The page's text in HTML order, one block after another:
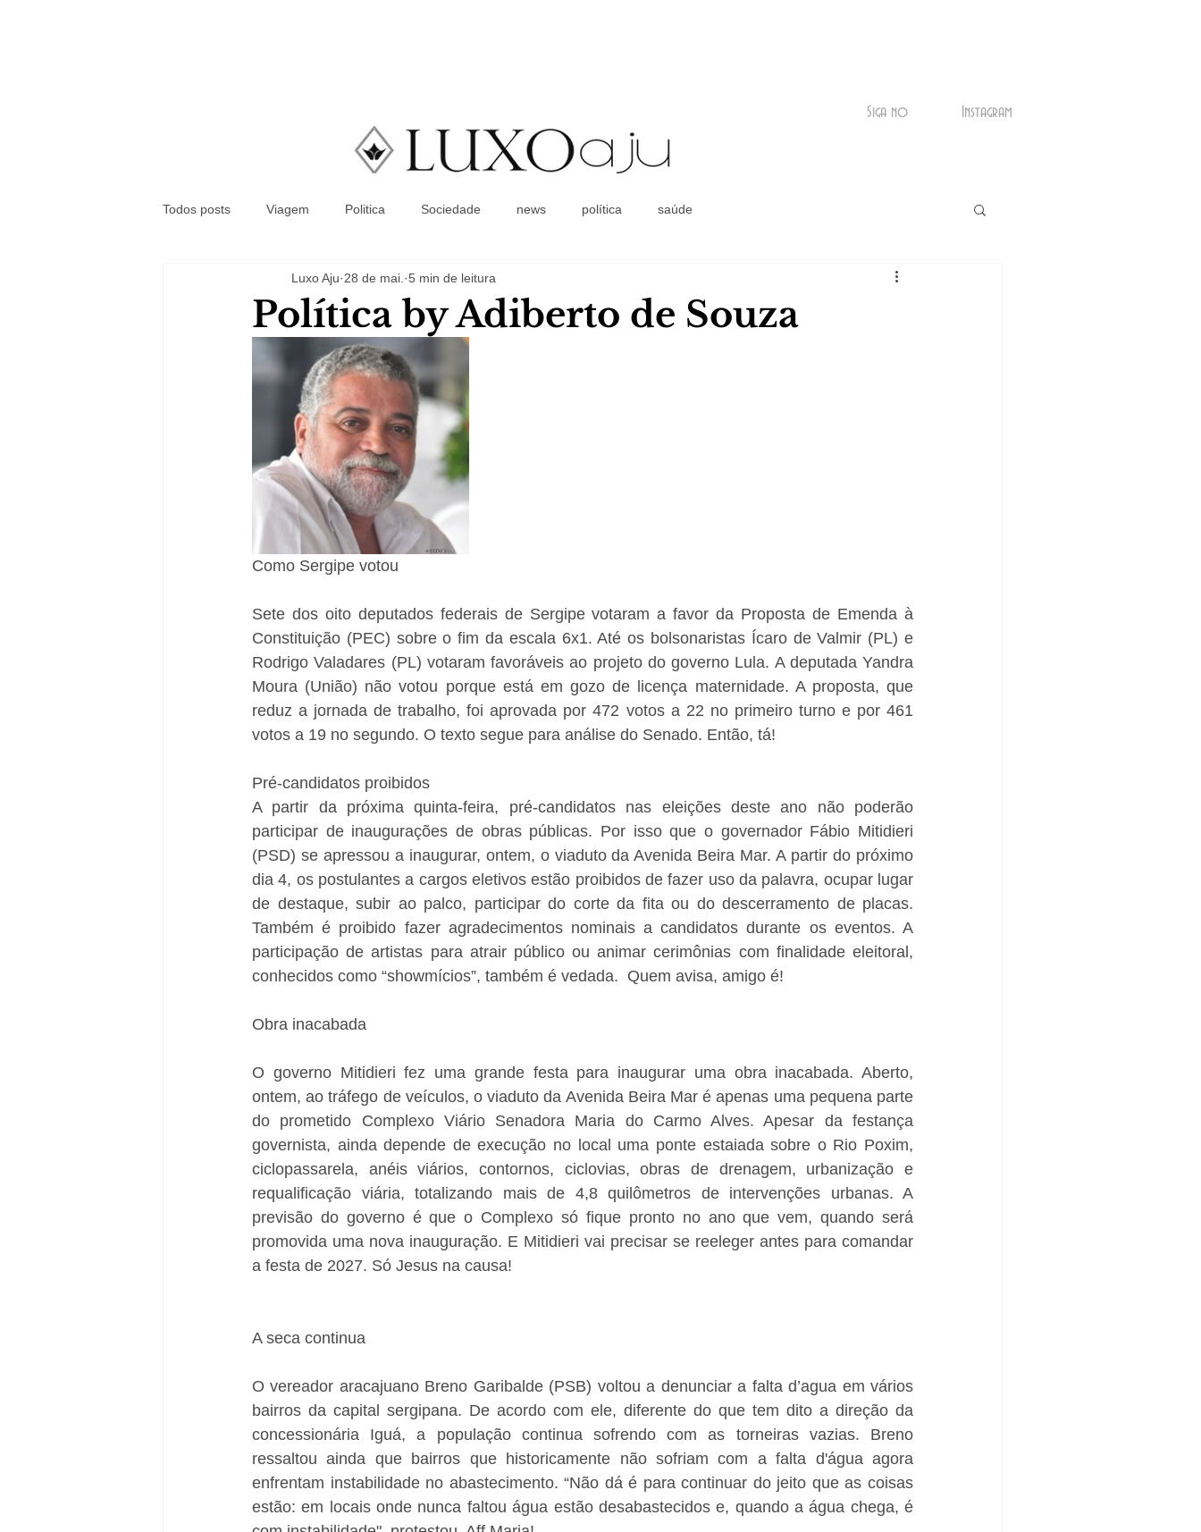
Coluna Social
Siga no Instagram
Todos posts Viagem Politica Sociedade news política saúde
Política by Adiberto de Souza
Luxo Aju 28 de mai. 5 min de leitura
Como Sergipe votou
Sete dos oito deputados federais de Sergipe votaram a favor da Proposta de Emenda à
Constituição (PEC) sobre o fim da escala 6x1. Até os bolsonaristas Ícaro de Valmir (PL) e
Rodrigo Valadares (PL) votaram favoráveis ao projeto do governo Lula. A deputada Yandra
Moura (União) não votou porque está em gozo de licença maternidade. A proposta, que
reduz a jornada de trabalho, foi aprovada por 472 votos a 22 no primeiro turno e por 461
votos a 19 no segundo. O texto segue para análise do Senado. Então, tá!
Pré-candidatos proibidos
A partir da próxima quinta-feira, pré-candidatos nas eleições deste ano não poderão
participar de inaugurações de obras públicas. Por isso que o governador Fábio Mitidieri
(PSD) se apressou a inaugurar, ontem, o viaduto da Avenida Beira Mar. A partir do próximo
dia 4, os postulantes a cargos eletivos estão proibidos de fazer uso da palavra, ocupar lugar
de destaque, subir ao palco, participar do corte da fita ou do descerramento de placas.
Também é proibido fazer agradecimentos nominais a candidatos durante os eventos. A
participação de artistas para atrair público ou animar cerimônias com finalidade eleitoral,
conhecidos como “showmícios”, também é vedada.  Quem avisa, amigo é!
Obra inacabada
O governo Mitidieri fez uma grande festa para inaugurar uma obra inacabada. Aberto,
ontem, ao tráfego de veículos, o viaduto da Avenida Beira Mar é apenas uma pequena parte
do prometido Complexo Viário Senadora Maria do Carmo Alves. Apesar da festança
governista, ainda depende de execução no local uma ponte estaiada sobre o Rio Poxim,
ciclopassarela, anéis viários, contornos, ciclovias, obras de drenagem, urbanização e
requalificação viária, totalizando mais de 4,8 quilômetros de intervenções urbanas. A
previsão do governo é que o Complexo só fique pronto no ano que vem, quando será
promovida uma nova inauguração. E Mitidieri vai precisar se reeleger antes para comandar
a festa de 2027. Só Jesus na causa!
A seca continua
O vereador aracajuano Breno Garibalde (PSB) voltou a denunciar a falta d’agua em vários
bairros da capital sergipana. De acordo com ele, diferente do que tem dito a direção da
concessionária Iguá, a população continua sofrendo com as torneiras vazias. Breno
ressaltou ainda que bairros que historicamente não sofriam com a falta d'água agora
enfrentam instabilidade no abastecimento. “Não dá é para continuar do jeito que as coisas
estão: em locais onde nunca faltou água estão desabastecidos e, quando a água chega, é